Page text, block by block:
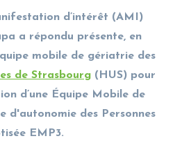
d’intérêt (AMI)
a répondu présente, en
mobile de gériatrie des
de Strasbourg (HUS) pour
d’une Équipe Mobile de
d'autonomie des Personnes
EMP3.